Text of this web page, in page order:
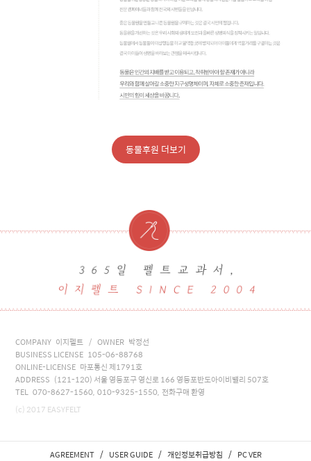
동물후원 더보기
COMPANY 이지펠트 / OWNER 박정선
BUSINESS LICENSE 105-06-88768
ONLINE-LICENSE 마포통신 제1791호
ADDRESS (121-120) 서울 영등포구 영신로 166 영등포반도아이비밸리 507호
TEL 070-8627-1560, 010-9325-1550, 전화구매 환영
(c) 2017 EASYFELT
AGREEMENT / USER GUIDE / 개인정보취급방침 / PC VER